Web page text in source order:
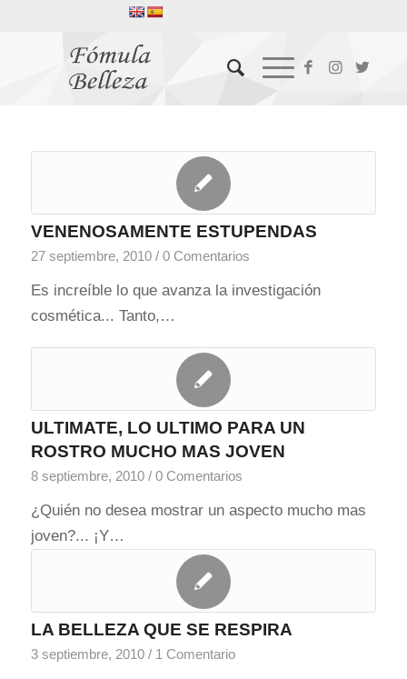
VENENOSAMENTE ESTUPENDAS
27 septiembre, 2010 / 0 Comentarios
Es increíble lo que avanza la investigación
cosmética... Tanto,…
ULTIMATE, LO ULTIMO PARA UN
ROSTRO MUCHO MAS JOVEN
8 septiembre, 2010 / 0 Comentarios
¿Quién no desea mostrar un aspecto mucho mas
joven?... ¡Y…
LA BELLEZA QUE SE RESPIRA
3 septiembre, 2010 / 1 Comentario